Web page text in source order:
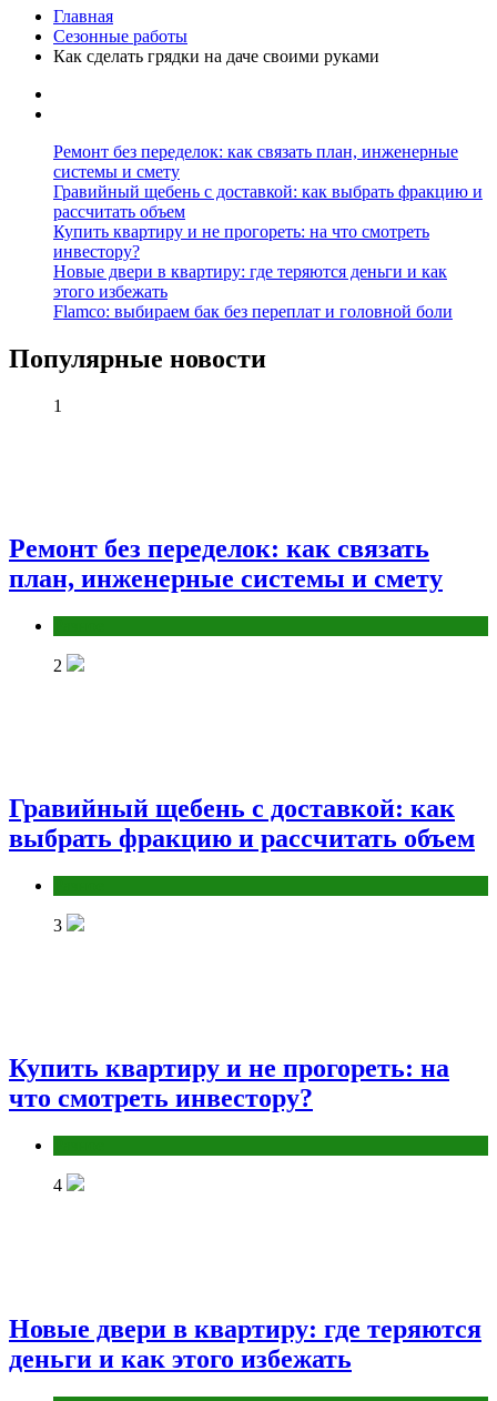
Главная
Сезонные работы
Как сделать грядки на даче своими руками
Ремонт без переделок: как связать план, инженерные
системы и смету
Гравийный щебень с доставкой: как выбрать фракцию и
рассчитать объем
Купить квартиру и не прогореть: на что смотреть
инвестору?
Новые двери в квартиру: где теряются деньги и как
этого избежать
Flamco: выбираем бак без переплат и головной боли
Популярные новости
1
Ремонт без переделок: как связать
план, инженерные системы и смету
2
Гравийный щебень с доставкой: как
выбрать фракцию и рассчитать объем
3
Купить квартиру и не прогореть: на
что смотреть инвестору?
4
Новые двери в квартиру: где теряются
деньги и как этого избежать